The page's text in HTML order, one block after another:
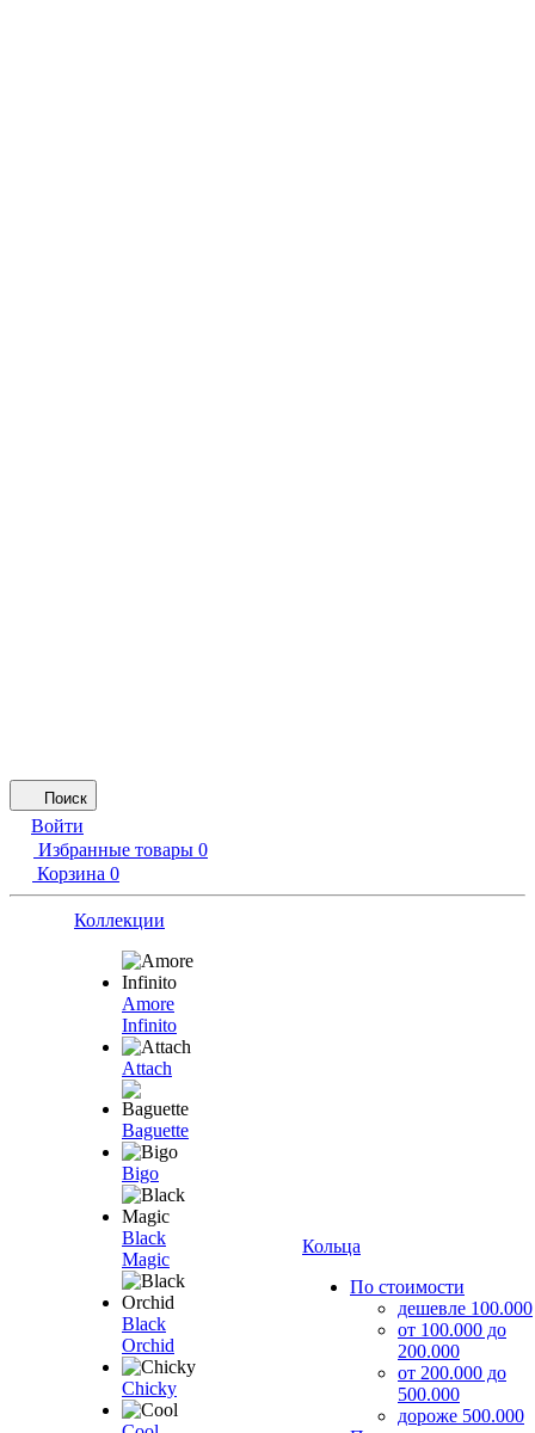
Поиск
Войти
Избранные товары 0
Корзина 0
Коллекции
Amore
Infinito
Attach
Baguette
Bigo
Black
Magic
Black
Orchid
Chicky
Кольца
По стоимости
дешевле 100.000
от 100.000 до
200.000
от 200.000 до
500.000
дороже 500.000